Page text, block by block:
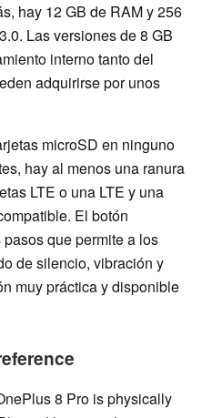
hay 12 GB de RAM y 256
Las versiones de 8 GB
interno tanto del
adquirirse por unos
microSD en ninguno
hay al menos una ranura
LTE o una LTE y una
El botón
que permite a los
de silencio, vibración y
muy práctica y disponible
8 Pro is physically